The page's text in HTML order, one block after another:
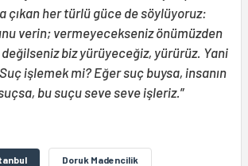
çıkan her türlü güce de söylüyoruz:
verin; vermeyecekseniz önümüzden
biz yürüyeceğiz, yürürüz. Yani
işlemek mi? Eğer suç buysa, insanın
bu suçu seve seve işleriz. ”
Doruk Madencilik